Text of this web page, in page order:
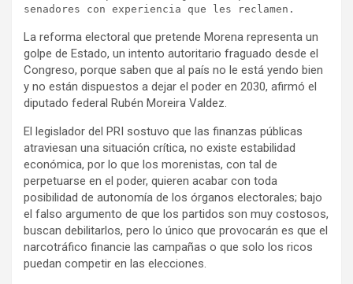
senadores con experiencia que les reclamen.
La reforma electoral que pretende Morena representa un
golpe de Estado, un intento autoritario fraguado desde el
Congreso, porque saben que al país no le está yendo bien
y no están dispuestos a dejar el poder en 2030, afirmó el
diputado federal Rubén Moreira Valdez.
El legislador del PRI sostuvo que las finanzas públicas
atraviesan una situación crítica, no existe estabilidad
económica, por lo que los morenistas, con tal de
perpetuarse en el poder, quieren acabar con toda
posibilidad de autonomía de los órganos electorales; bajo
el falso argumento de que los partidos son muy costosos,
buscan debilitarlos, pero lo único que provocarán es que el
narcotráfico financie las campañas o que solo los ricos
puedan competir en las elecciones.